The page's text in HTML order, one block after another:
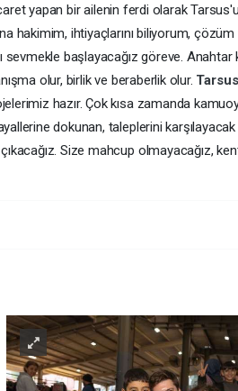
yapan bir ailenin ferdi olarak
hakimim, ihtiyaçlarını biliyorum, çözüm
sevmekle başlayacağız göreve.
olur, birlik ve beraberlik olur.
hazır. Çok kısa zamanda
dokunan, taleplerini
Size mahcup olmayacağız,